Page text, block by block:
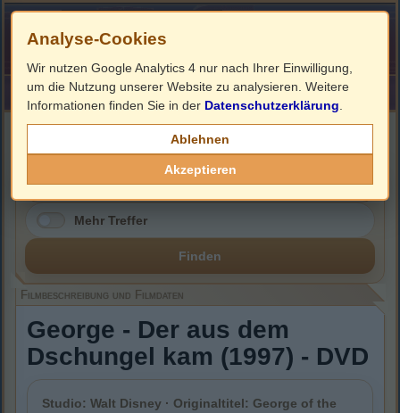
HOME ImpressumLinks
Filmbeschreibung, Cover & DVD Infos
Mehr Treffer
Finden
Filmbeschreibung und Filmdaten
George - Der aus dem
Dschungel kam (1997) - DVD
Studio: Walt Disney · Originaltitel: George of the
Analyse-Cookies
Wir nutzen Google Analytics 4 nur nach Ihrer Einwilligung,
um die Nutzung unserer Website zu analysieren. Weitere
Informationen finden Sie in der Datenschutzerklärung
Ablehnen
Akzeptieren